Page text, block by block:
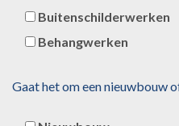
Buitenschilderwerken
Behangwerken
Gaat het om een nieuwbouw